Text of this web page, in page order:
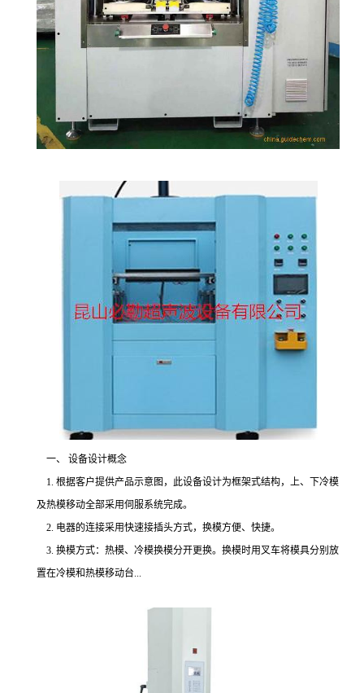
一、 设备设计概念
1. 根据客户提供产品示意图，此设备设计为框架式结构，上、下冷模
及热模移动全部采用伺服系统完成。
2. 电器的连接采用快速接插头方式，换模方便、快捷。
3. 换模方式：热模、冷模换模分开更换。换模时用叉车将模具分别放
置在冷模和热模移动台...